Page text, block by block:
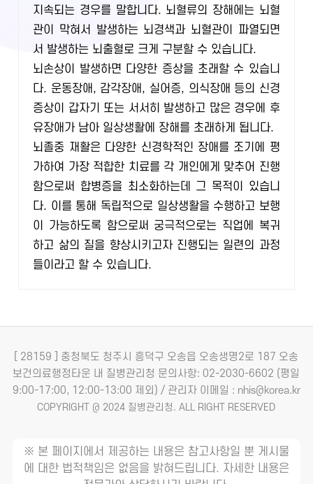
지속되는 경우를 말합니다. 뇌혈류의 장해에는 뇌혈
관이 막혀서 발생하는 뇌경색과 뇌혈관이 파열되면
서 발생하는 뇌출혈로 크게 구분할 수 있습니다.
뇌손상이 발생하면 다양한 증상을 초래할 수 있습니
다. 운동장애, 감각장애, 실어증, 의식장애 등의 신경
증상이 갑자기 또는 서서히 발생하고 많은 경우에 후
유장애가 남아 일상생활에 장해를 초래하게 됩니다.
뇌졸중 재활은 다양한 신경학적인 장애를 조기에 평
가하여 가장 적합한 치료를 각 개인에게 맞추어 진행
함으로써 합병증을 최소화하는데 그 목적이 있습니
다. 이를 통해 독립적으로 일상생활을 수행하고 보행
이 가능하도록 함으로써 궁극적으로는 직업에 복귀
하고 삶의 질을 향상시키고자 진행되는 일련의 과정
들이라고 할 수 있습니다.
[ 28159 ] 충청북도 청주시 흥덕구 오송읍 오송생명2로 187 오송
보건의료행정타운 내 질병관리청 문의사항: 02-2030-6602 (평일
9:00-17:00, 12:00-13:00 제외) / 관리자 이메일 : nhis@korea.kr
COPYRIGHT @ 2024 질병관리청. ALL RIGHT RESERVED
※ 본 페이지에서 제공하는 내용은 참고사항일 뿐 게시물
에 대한 법적책임은 없음을 밝혀드립니다. 자세한 내용은